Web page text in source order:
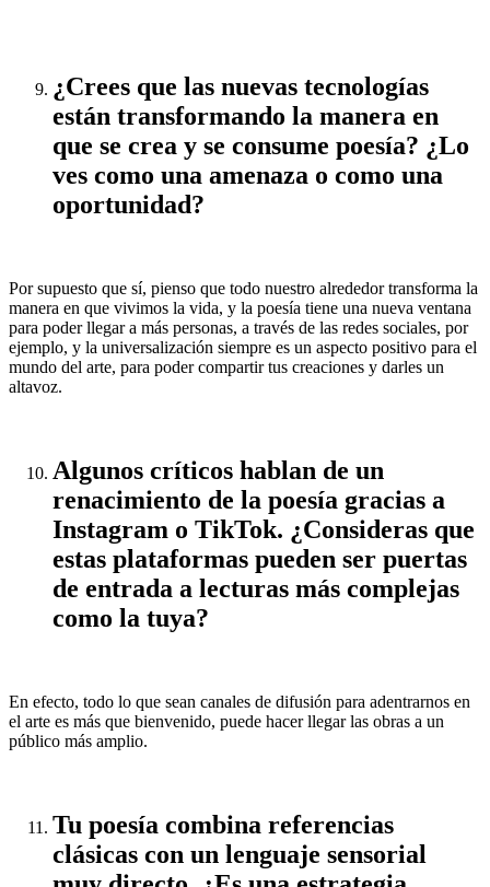
¿Crees que las nuevas tecnologías
están transformando la manera en
que se crea y se consume poesía? ¿Lo
ves como una amenaza o como una
oportunidad?
Por supuesto que sí, pienso que todo nuestro alrededor transforma la
manera en que vivimos la vida, y la poesía tiene una nueva ventana
para poder llegar a más personas, a través de las redes sociales, por
ejemplo, y la universalización siempre es un aspecto positivo para el
mundo del arte, para poder compartir tus creaciones y darles un
altavoz.
Algunos críticos hablan de un
renacimiento de la poesía gracias a
Instagram o TikTok. ¿Consideras que
estas plataformas pueden ser puertas
de entrada a lecturas más complejas
como la tuya?
En efecto, todo lo que sean canales de difusión para adentrarnos en
el arte es más que bienvenido, puede hacer llegar las obras a un
público más amplio.
Tu poesía combina referencias
clásicas con un lenguaje sensorial